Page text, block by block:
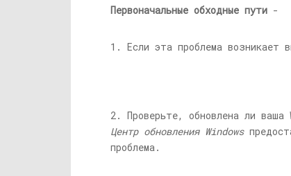
Первоначальные обходные пути -
1. Если эта проблема возникает
2. Проверьте, обновлена ​​ли ваша
Центр обновления Windows
проблема.